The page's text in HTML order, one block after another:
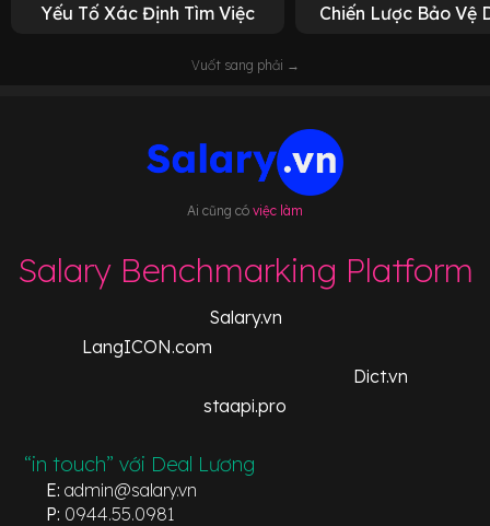
Yếu Tố Xác Định Tìm Việc Chiến Lược Bảo Vệ
Vuốt sang phải →
Ai cũng có việc làm
Salary Benchmarking Platform
Salary.vn
LangICON.com
Dict.vn
staapi.pro
“in touch” với Deal Lương
E: admin@salary.vn
P: 0944.55.0981